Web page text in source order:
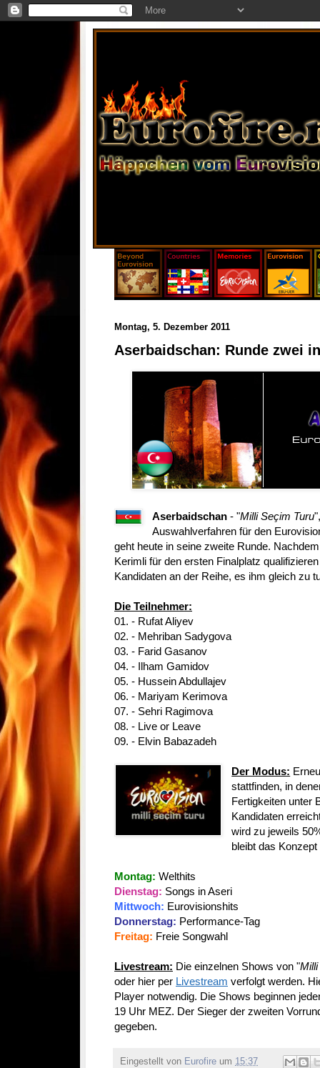
Montag, 5. Dezember 2011
Aserbaidschan: Runde zwei
Aserbaidschan - "Milli Seçim Turu
Auswahlverfahren für den
geht heute in seine zweite Runde.
Kerimli für den ersten Finalplatz
Kandidaten an der Reihe, es ihm gleich zu
Die Teilnehmer:
01. - Rufat Aliyev
02. - Mehriban Sadygova
03. - Farid Gasanov
04. - Ilham Gamidov
05. - Hussein Abdullajev
06. - Mariyam Kerimova
07. - Sehri Ragimova
08. - Live or Leave
09. - Elvin Babazadeh
Der Modus:
stattfinden, in
Fertigkeiten unter
Kandidaten
wird zu jeweils
bleibt das
Montag: Welthits
Dienstag: Songs in Aseri
Mittwoch: Eurovisionshits
Donnerstag: Performance-Tag
Freitag: Freie Songwahl
Livestream: Die einzelnen Shows von "
oder hier per Livestream verfolgt werden.
Player notwendig. Die Shows beginnen
19 Uhr MEZ. Der Sieger der zweiten
gegeben.
Eingestellt von Eurofire um 15:37